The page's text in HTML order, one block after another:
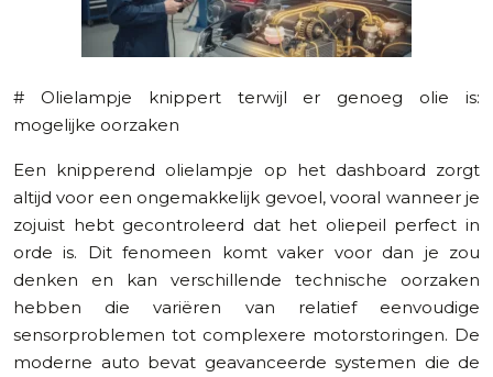
# Olielampje knippert terwijl er genoeg olie is:
mogelijke oorzaken
Een knipperend olielampje op het dashboard zorgt
altijd voor een ongemakkelijk gevoel, vooral wanneer je
zojuist hebt gecontroleerd dat het oliepeil perfect in
orde is. Dit fenomeen komt vaker voor dan je zou
denken en kan verschillende technische oorzaken
hebben die variëren van relatief eenvoudige
sensorproblemen tot complexere motorstoringen. De
moderne auto bevat geavanceerde systemen die de